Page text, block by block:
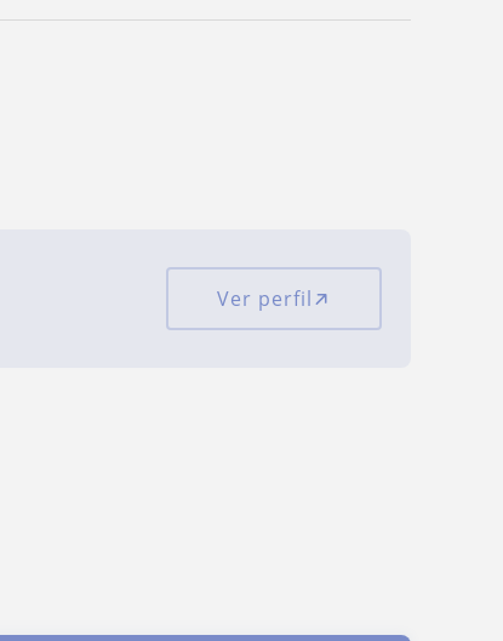
Ver perfil